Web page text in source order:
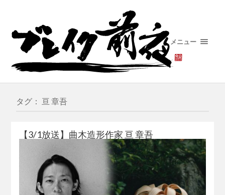
メニュー
タグ： 亘 章吾
【3/1放送】曲木造形作家 亘 章吾